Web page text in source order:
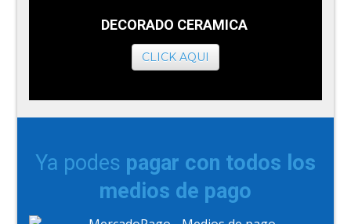
DECORADO CERAMICA
CLICK AQUI
Ya podes pagar con todos los
medios de pago